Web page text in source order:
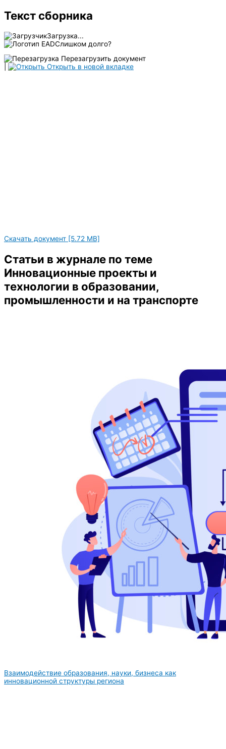
Текст сборника
Загрузка...
Слишком долго?
Перезагрузить документ
Открыть в новой вкладке
Скачать документ [5.72 MB]
Статьи в журнале по теме
Инновационные проекты и
технологии в образовании,
промышленности и на транспорте
Взаимодействие образования, науки, бизнеса как
инновационной структуры региона